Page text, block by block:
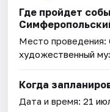
Где пройдет
Место проведения:
художественный
Когда
Дата и время:21